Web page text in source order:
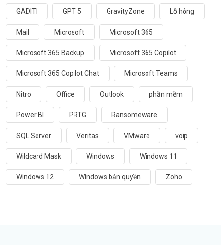
GADITI GPT 5 GravityZone Lỗ hỏng
Mail Microsoft Microsoft 365
Microsoft 365 Backup Microsoft 365 Copilot
Microsoft 365 Copilot Chat Microsoft Teams
Nitro Office Outlook phần mềm
Power BI PRTG Ransomeware
SQL Server Veritas VMware voip
Wildcard Mask Windows Windows 11
Windows 12 Windows bản quyền Zoho